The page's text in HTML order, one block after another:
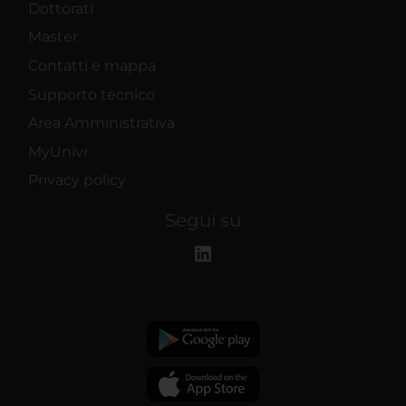
Dottorati
Master
Contatti e mappa
Supporto tecnico
Area Amministrativa
MyUnivr
Privacy policy
Segui su